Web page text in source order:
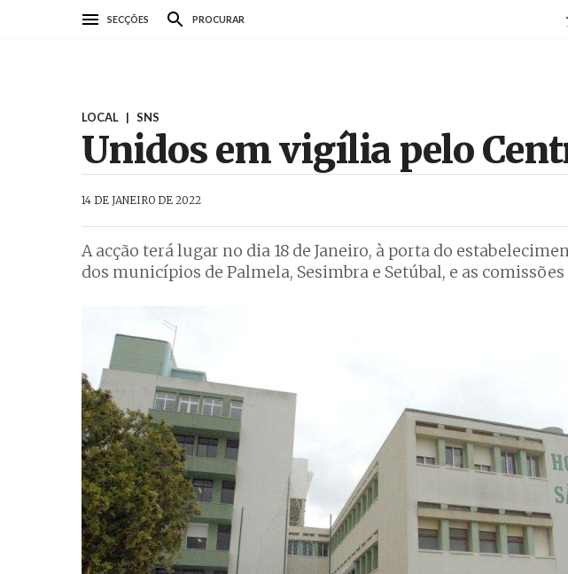
SECÇÕES PROCURAR
LOCAL | SNS
Unidos em vigília pelo
14 DE JANEIRO DE 2022
A acção terá lugar no dia 18 de Janeiro, à porta do
dos municípios de Palmela, Sesimbra e Setúbal, e as